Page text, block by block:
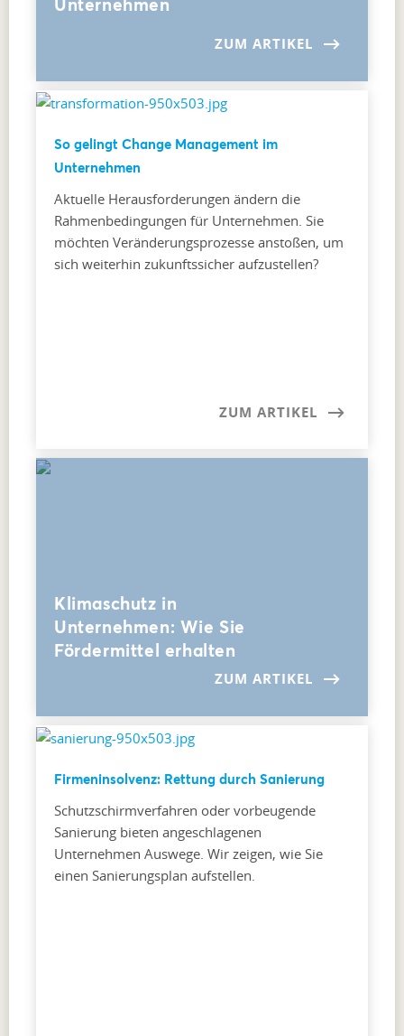
ZUM ARTIKEL
So gelingt Change Management im
Unternehmen
Aktuelle Herausforderungen ändern die
Rahmenbedingungen für Unternehmen. Sie
möchten Veränderungsprozesse anstoßen, um
sich weiterhin zukunftssicher aufzustellen?
ZUM ARTIKEL
Klimaschutz in
Unternehmen: Wie Sie
Fördermittel erhalten
ZUM ARTIKEL
Firmeninsolvenz: Rettung durch Sanierung
Schutzschirmverfahren oder vorbeugende
Sanierung bieten angeschlagenen
Unternehmen Auswege. Wir zeigen, wie Sie
einen Sanierungsplan aufstellen.